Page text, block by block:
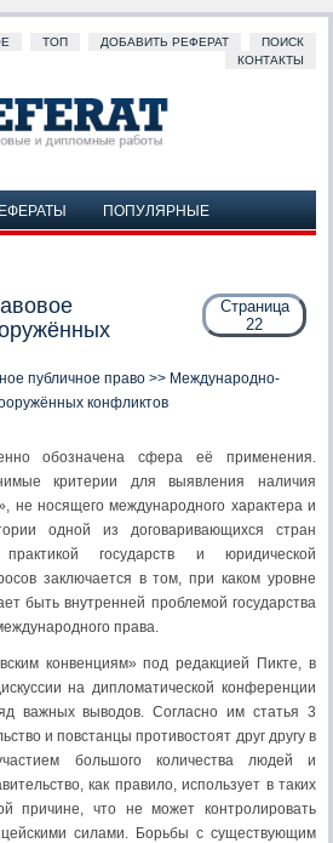
ТОП ДОБАВИТЬ РЕФЕРАТ
ПОИСК
КОНТАКТЫ
ПОПУЛЯРНЫЕ
Страница
22
публичное право >> Международно-
конфликтов
обозначена сфера её применения.
критерии для выявления наличия
не носящего международного характера и
одной из договаривающихся стран
государств и юридической
заключается в том, при каком уровне
быть внутренней проблемой государства
права.
конвенциям» под редакцией Пикте, в
на дипломатической конференции
важных выводов. Согласно им статья 3
и повстанцы противостоят друг другу в
большого количества людей и
как правило, использует в таких
причине, что не может контролировать
силами. Борьбы с существующим